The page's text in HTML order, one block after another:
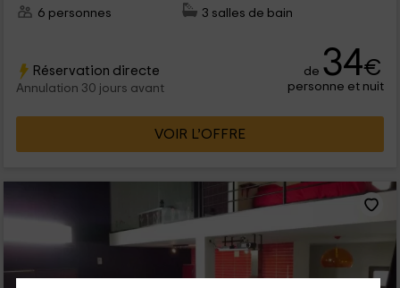
6 personnes
3 salles de bain
Réservation directe
Annulation 30 jours avant
de 34€
personne et nuit
VOIR L’OFFRE